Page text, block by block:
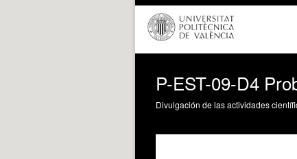
P-EST-09-D4
Divulgación de las actividades